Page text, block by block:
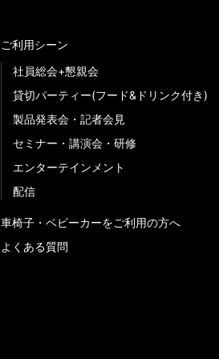
ご利用シーン
社員総会+懇親会
貸切パーティー(フード&ドリンク付き)
製品発表会・記者会見
セミナー・講演会・研修
エンターテインメント
配信
車椅子・ベビーカーをご利用の方へ
よくある質問